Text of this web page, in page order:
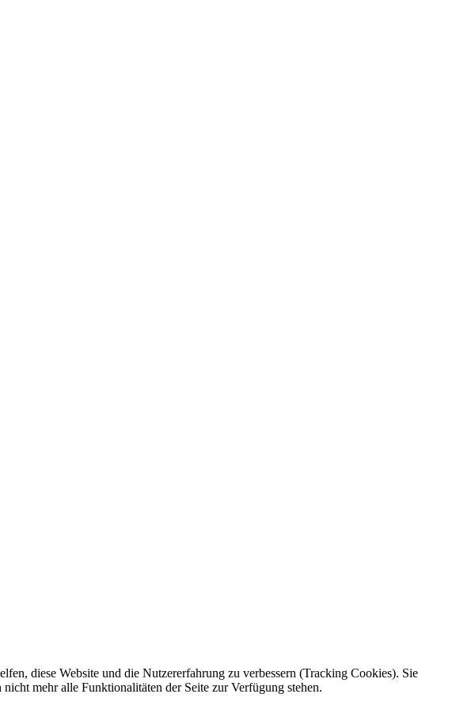
diese Website und die Nutzererfahrung zu verbessern (Tracking Cookies). Sie
mehr alle Funktionalitäten der Seite zur Verfügung stehen.